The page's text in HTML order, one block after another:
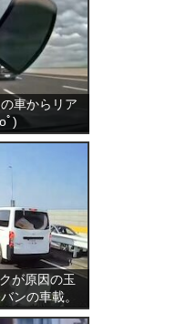
車からリア
ﾟ)
が原因の玉
ンの車載。